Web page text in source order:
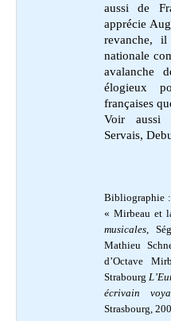
aussi de
apprécie
revanche,
nationale
avalanche
élogieux
françaises
Voir aussi
Servais,
Bibliographie
« Mirbeau et
musicales,
Mathieu
d’Octave
Strabourg
écrivain
Strasbourg,